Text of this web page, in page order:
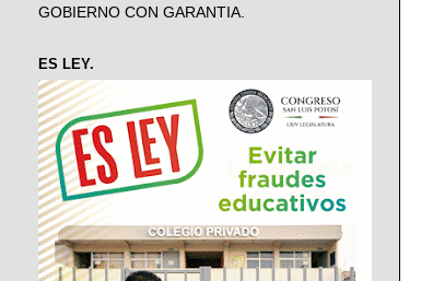
GOBIERNO CON GARANTIA.
ES LEY.